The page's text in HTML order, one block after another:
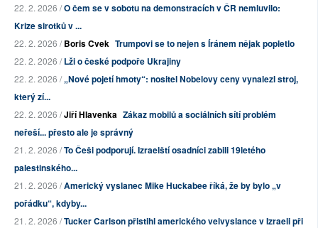
22. 2. 2026 /O čem se v sobotu na demonstracích v ČR nemluvilo:
Krize sirotků v ...
22. 2. 2026 /Boris Cvek Trumpovi se to nejen s Íránem nějak popletlo
22. 2. 2026 /Lži o české podpoře Ukrajiny
22. 2. 2026 /„Nové pojetí hmoty“: nositel Nobelovy ceny vynalezl stroj,
který zí...
22. 2. 2026 /Jiří Hlavenka Zákaz mobilů a sociálních sítí problém
neřeší... přesto ale je správný
21. 2. 2026 /To Češi podporují. Izraelští osadníci zabili 19letého
palestinského...
21. 2. 2026 /Americký vyslanec Mike Huckabee říká, že by bylo „v
pořádku“, kdyby...
21. 2. 2026 /Tucker Carlson přistihl amerického velvyslance v Izraeli při